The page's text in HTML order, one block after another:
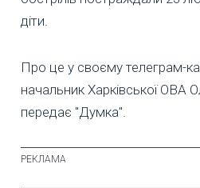
діти.
Про це у своєму телеграм-
начальник Харківської ОВА
передає "Думка".